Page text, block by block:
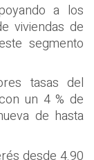
a los
viviendas de
segmento
tasas del
un 4 % de
de hasta
desde 4.90